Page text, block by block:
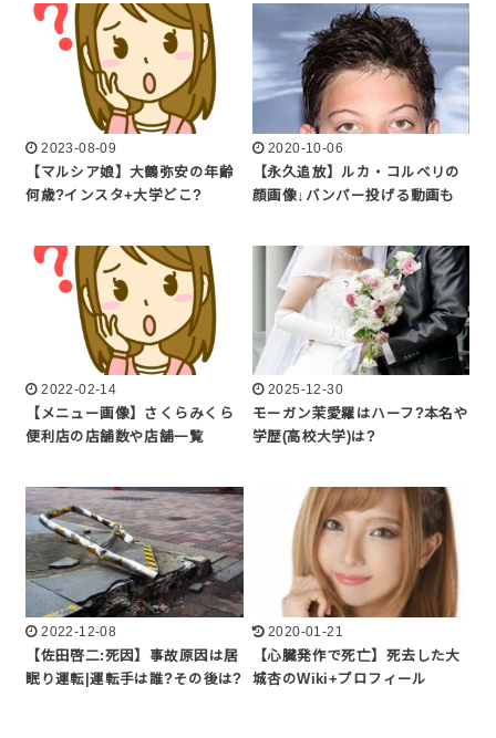
2023-08-09
【マルシア娘】大鶴弥安の年齢
何歳?インスタ+大学どこ?
2020-10-06
【永久追放】ルカ・コルベリの
顔画像↓バンパー投げる動画も
2022-02-14
【メニュー画像】さくらみくら
便利店の店舗数や店舗一覧
2025-12-30
モーガン茉愛羅はハーフ?本名や
学歴(高校大学)は?
2022-12-08
【佐田啓二:死因】事故原因は居
眠り運転|運転手は誰?その後は?
2020-01-21
【心臓発作で死亡】死去した大
城杏のWiki+プロフィール